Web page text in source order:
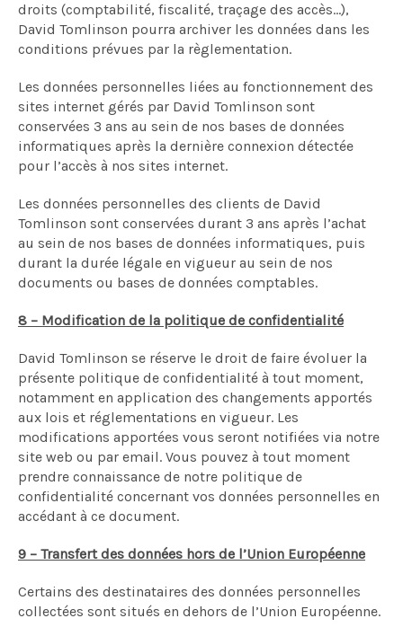
droits (comptabilité, fiscalité, traçage des accès…),
David Tomlinson pourra archiver les données dans les
conditions prévues par la règlementation.
Les données personnelles liées au fonctionnement des
sites internet gérés par David Tomlinson sont
conservées 3 ans au sein de nos bases de données
informatiques après la dernière connexion détectée
pour l’accès à nos sites internet.
Les données personnelles des clients de David
Tomlinson sont conservées durant 3 ans après l’achat
au sein de nos bases de données informatiques, puis
durant la durée légale en vigueur au sein de nos
documents ou bases de données comptables.
8 – Modification de la politique de confidentialité
David Tomlinson se réserve le droit de faire évoluer la
présente politique de confidentialité à tout moment,
notamment en application des changements apportés
aux lois et réglementations en vigueur. Les
modifications apportées vous seront notifiées via notre
site web ou par email. Vous pouvez à tout moment
prendre connaissance de notre politique de
confidentialité concernant vos données personnelles en
accédant à ce document.
9 – Transfert des données hors de l’Union Européenne
Certains des destinataires des données personnelles
collectées sont situés en dehors de l’Union Européenne.